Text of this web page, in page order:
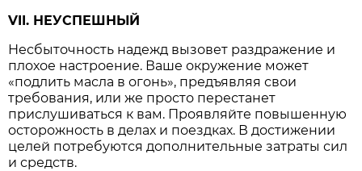
VII. НЕУСПЕШНЫЙ
Несбыточность надежд вызовет раздражение и
плохое настроение. Ваше окружение может
«подлить масла в огонь», предъявляя свои
требования, или же просто перестанет
прислушиваться к вам. Проявляйте повышенную
осторожность в делах и поездках. В достижении
целей потребуются дополнительные затраты сил
и средств.